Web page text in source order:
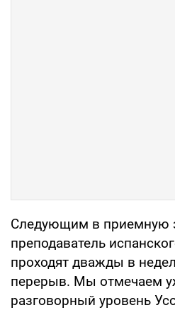
Следующим в приемную
преподаватель
проходят дважды в
перерыв. Мы отмечаем
разговорный уровень